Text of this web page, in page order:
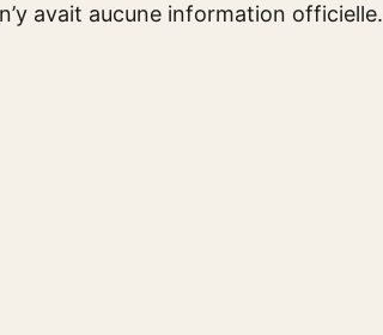
avait aucune information officielle.